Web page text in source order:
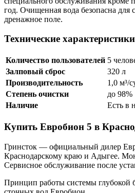
год. Очищенная вода безопасна для
дренажное поле.
Технические характеристики
Количество пользователей 5
Залповый сброс
320 л
Производительность
1,0 м³/
Степень очистки
до 98%
Наличие
Есть в
Купить Евробион 5 в
Гринсток — официальный дилер
Краснодарскому краю и Адыгее.
Сервисное обслуживание после
Принцип работы системы глубокой